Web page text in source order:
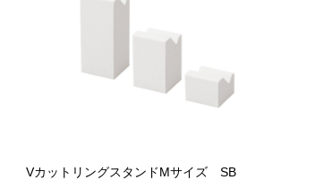
VカットリングスタンドMサイズ SB